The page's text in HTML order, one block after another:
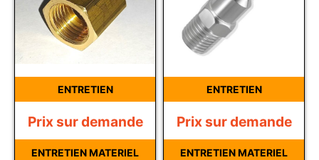
ENTRETIEN
Prix sur demande
ENTRETIEN MATERIEL
ENTRETIEN
Prix sur demande
ENTRETIEN MATERIEL